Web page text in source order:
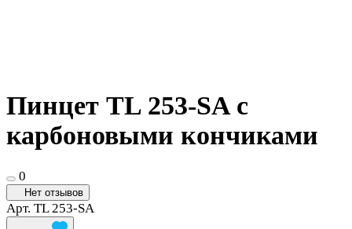
Пинцет TL 253-SA с
карбоновыми кончиками
0
Нет отзывов
Арт. TL 253-SA